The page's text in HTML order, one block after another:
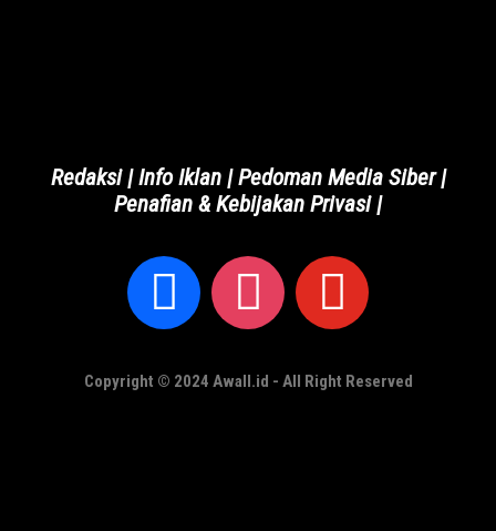
Redaksi|Info Iklan|Pedoman Media Siber|
Penafian & Kebijakan Privasi|
Copyright © 2024 Awall.id - All Right Reserved